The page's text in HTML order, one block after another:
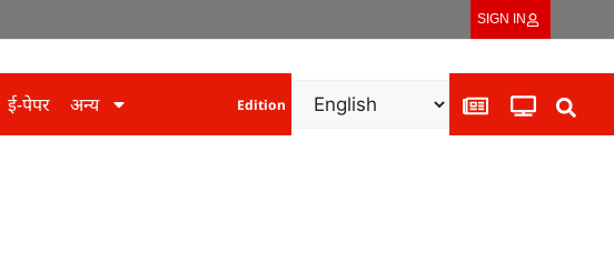
SIGN IN
ई-पेपर अन्य Edition